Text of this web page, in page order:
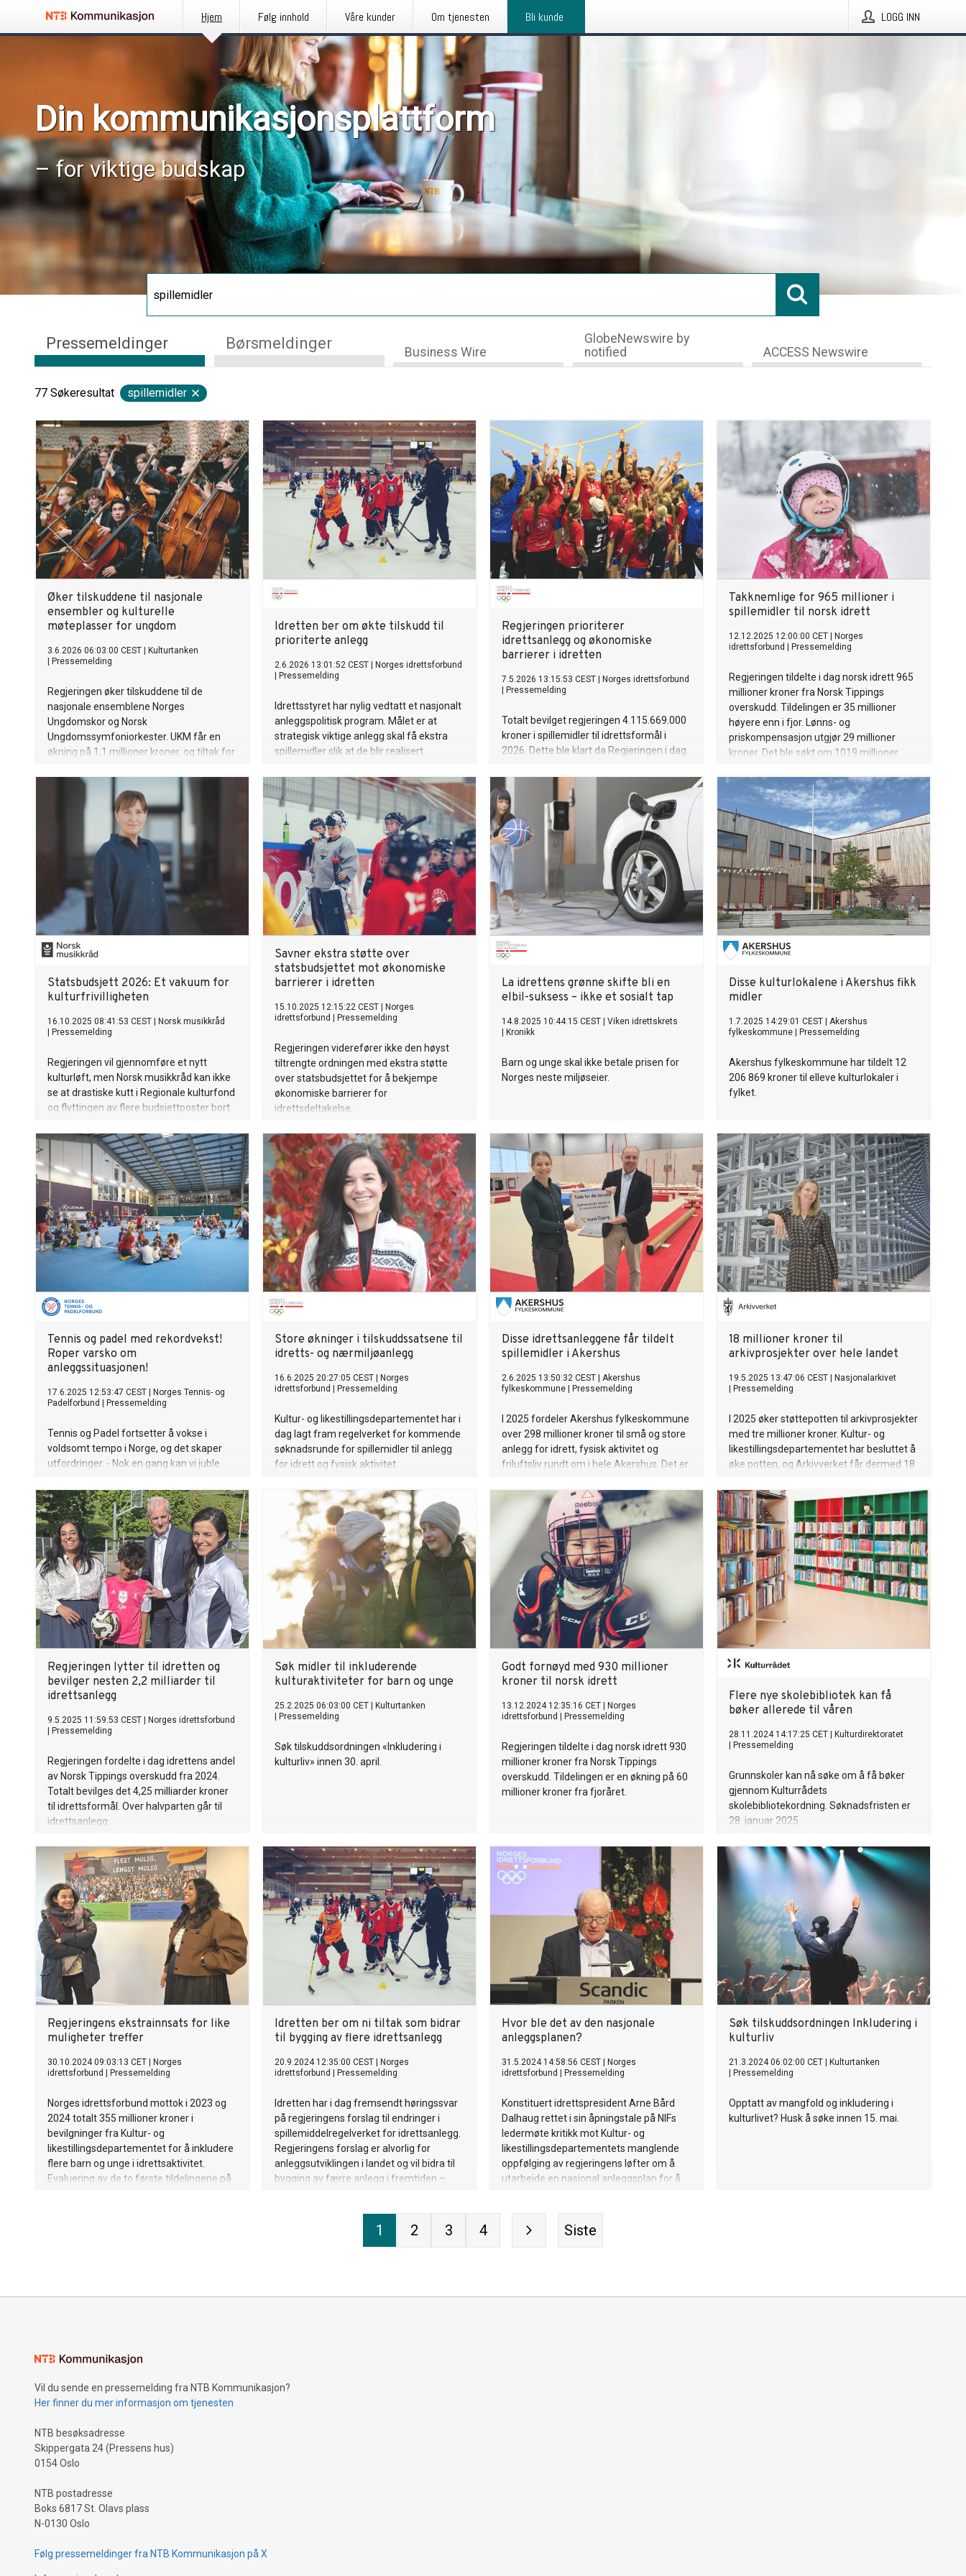
Hjem Følg innhold Våre kunder Om tjenesten Bli kunde LOGG INN
Din kommunikasjonsplattform
– for viktige budskap
Pressemeldinger Børsmeldinger Business Wire
GlobeNewswire by
notified
ACCESS Newswire
77 Søkeresultat spillemidler
Øker tilskuddene til nasjonale
ensembler og kulturelle
møteplasser for ungdom
3.6.2026 06:03:00 CEST
Kulturtanken
Pressemelding
Regjeringen øker tilskuddene til de
nasjonale ensemblene Norges
Ungdomskor og Norsk
Ungdomssymfoniorkester. UKM får en
økning på 1,1 millioner kroner, og tiltak for
Idretten ber om økte tilskudd til
prioriterte anlegg
2.6.2026 13:01:52 CEST
Norges idrettsforbund
Pressemelding
Idrettsstyret har nylig vedtatt et nasjonalt
anleggspolitisk program. Målet er at
strategisk viktige anlegg skal få ekstra
spillemidler slik at de blir realisert.
Regjeringen prioriterer
idrettsanlegg og økonomiske
barrierer i idretten
7.5.2026 13:15:53 CEST
Norges idrettsforbund
Pressemelding
Totalt bevilget regjeringen 4.115.669.000
kroner i spillemidler til idrettsformål i
2026. Dette ble klart da Regjeringen i dag
som følge av Norsk Tippings overskudd i
2025.
Takknemlige for 965 millioner i
spillemidler til norsk idrett
12.12.2025 12:00:00 CET
Norges
idrettsforbund
Pressemelding
Regjeringen tildelte i dag norsk idrett 965
millioner kroner fra Norsk Tippings
overskudd. Tildelingen er 35 millioner
høyere enn i fjor. Lønns- og
priskompensasjon utgjør 29 millioner
kroner. Det ble søkt om 1019 millioner
Statsbudsjett 2026: Et vakuum for
kulturfrivilligheten
16.10.2025 08:41:53 CEST
Norsk musikkråd
Pressemelding
Regjeringen vil gjennomføre et nytt
kulturløft, men Norsk musikkråd kan ikke
se at drastiske kutt i Regionale kulturfond
og flyttingen av flere budsjettposter bort
spillemidlene samsvarer med dette løftet.
Savner ekstra støtte over
statsbudsjettet mot økonomiske
barrierer i idretten
15.10.2025 12:15:22 CEST
Norges
idrettsforbund
Pressemelding
Regjeringen viderefører ikke den høyst
tiltrengte ordningen med ekstra støtte
over statsbudsjettet for å bekjempe
økonomiske barrierer for
idrettsdeltakelse.
La idrettens grønne skifte bli en
elbil-suksess – ikke et sosialt tap
14.8.2025 10:44:15 CEST
Viken idrettskrets
Kronikk
Barn og unge skal ikke betale prisen for
Norges neste miljøseier.
Disse kulturlokalene i Akershus fikk
midler
1.7.2025 14:29:01 CEST
Akershus
fylkeskommune
Pressemelding
Akershus fylkeskommune har tildelt 12
206 869 kroner til elleve kulturlokaler i
fylket.
Tennis og padel med rekordvekst!
Roper varsko om
anleggssituasjonen!
17.6.2025 12:53:47 CEST
Norges Tennis- og
Padelforbund
Pressemelding
Tennis og Padel fortsetter å vokse i
voldsomt tempo i Norge, og det skaper
utfordringer. - Nok en gang kan vi juble
dessverre må vi rope ett varsko:
Anleggssituasjonen for tennis er prekær,
slår Generalsekretær Aslak Paulsen i
Norges Tennis- og Padelforbund fast.
Store økninger i tilskuddssatsene til
idretts- og nærmiljøanlegg
16.6.2025 20:27:05 CEST
Norges
idrettsforbund
Pressemelding
Kultur- og likestillingsdepartementet har i
dag lagt fram regelverket for kommende
søknadsrunde for spillemidler til anlegg
for idrett og fysisk aktivitet.
Disse idrettsanleggene får tildelt
spillemidler i Akershus
2.6.2025 13:50:32 CEST
Akershus
fylkeskommune
Pressemelding
I 2025 fordeler Akershus fylkeskommune
over 298 millioner kroner til små og store
anlegg for idrett, fysisk aktivitet og
friluftsliv rundt om i hele Akershus. Det er
18 millioner kroner til
arkivprosjekter over hele landet
19.5.2025 13:47:06 CEST
Nasjonalarkivet
Pressemelding
I 2025 øker støttepotten til arkivprosjekter
med tre millioner kroner. Kultur- og
likestillingsdepartementet har besluttet å
øke potten, og Arkivverket får dermed 18
utviklingsprosjekter.
Regjeringen lytter til idretten og
bevilger nesten 2,2 milliarder til
idrettsanlegg
9.5.2025 11:59:53 CEST
Norges idrettsforbund
Pressemelding
Regjeringen fordelte i dag idrettens andel
av Norsk Tippings overskudd fra 2024.
Totalt bevilges det 4,25 milliarder kroner
til idrettsformål. Over halvparten går til
idrettsanlegg.
Søk midler til inkluderende
kulturaktiviteter for barn og unge
25.2.2025 06:03:00 CET
Kulturtanken
Pressemelding
Søk tilskuddsordningen «Inkludering i
kulturliv» innen 30. april.
Godt fornøyd med 930 millioner
kroner til norsk idrett
13.12.2024 12:35:16 CET
Norges
idrettsforbund
Pressemelding
Regjeringen tildelte i dag norsk idrett 930
millioner kroner fra Norsk Tippings
overskudd. Tildelingen er en økning på 60
millioner kroner fra fjoråret.
Flere nye skolebibliotek kan få
bøker allerede til våren
28.11.2024 14:17:25 CET
Kulturdirektoratet
Pressemelding
Grunnskoler kan nå søke om å få bøker
gjennom Kulturrådets
skolebibliotekordning. Søknadsfristen er
28. januar 2025.
Regjeringens ekstrainnsats for like
muligheter treffer
30.10.2024 09:03:13 CET
Norges
idrettsforbund
Pressemelding
Norges idrettsforbund mottok i 2023 og
2024 totalt 355 millioner kroner i
bevilgninger fra Kultur- og
likestillingsdepartementet for å inkludere
flere barn og unge i idrettsaktivitet.
Evaluering av de to første tildelingene på
Idretten ber om ni tiltak som bidrar
til bygging av flere idrettsanlegg
20.9.2024 12:35:00 CEST
Norges
idrettsforbund
Pressemelding
Idretten har i dag fremsendt høringssvar
på regjeringens forslag til endringer i
spillemiddelregelverket for idrettsanlegg.
Regjeringens forslag er alvorlig for
anleggsutviklingen i landet og vil bidra til
bygging av færre anlegg i fremtiden –
Hvor ble det av den nasjonale
anleggsplanen?
31.5.2024 14:58:56 CEST
Norges
idrettsforbund
Pressemelding
Konstituert idrettspresident Arne Bård
Dalhaug rettet i sin åpningstale på NIFs
ledermøte kritikk mot Kultur- og
likestillingsdepartementets manglende
oppfølging av regjeringens løfter om å
utarbeide en nasjonal anleggsplan for å
Søk tilskuddsordningen Inkludering i
kulturliv
21.3.2024 06:02:00 CET
Kulturtanken
Pressemelding
Opptatt av mangfold og inkludering i
kulturlivet? Husk å søke innen 15. mai.
1 2 3 4 Siste
Vil du sende en pressemelding fra NTB Kommunikasjon?
Her finner du mer informasjon om tjenesten
NTB besøksadresse
Skippergata 24 (Pressens hus)
0154 Oslo
NTB postadresse
Boks 6817 St. Olavs plass
N-0130 Oslo
Følg pressemeldinger fra NTB Kommunikasjon på X